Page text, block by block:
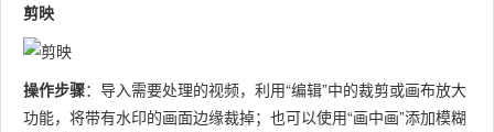
剪映
操作步骤：导入需要处理的视频，利用“编辑”中的裁剪或画布放大
功能，将带有水印的画面边缘裁掉；也可以使用“画中画”添加模糊